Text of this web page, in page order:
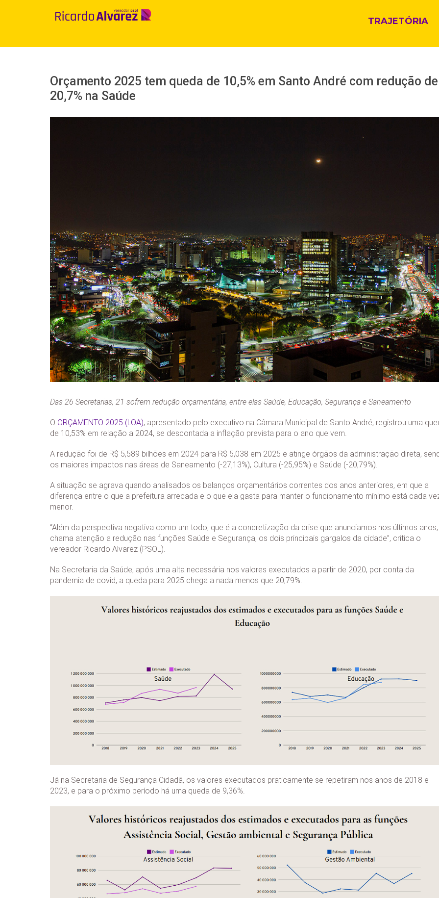
TRAJETÓRIA
Orçamento 2025 tem queda de 10,5% em Santo André com redução de
20,7% na Saúde
Das 26 Secretarias, 21 sofrem redução orçamentária, entre elas Saúde, Educação, Segurança e Saneamento
O ORÇAMENTO 2025 (LOA), apresentado pelo executivo na Câmara Municipal de Santo André, registrou uma
de 10,53% em relação a 2024, se descontada a inflação prevista para o ano que vem.
A redução foi de R$ 5,589 bilhões em 2024 para R$ 5,038 em 2025 e atinge órgãos da administração direta,
os maiores impactos nas áreas de Saneamento (-27,13%), Cultura (-25,95%) e Saúde (-20,79%).
A situação se agrava quando analisados os balanços orçamentários correntes dos anos anteriores, em que a
diferença entre o que a prefeitura arrecada e o que ela gasta para manter o funcionamento mínimo está cada
menor.
“Além da perspectiva negativa como um todo, que é a concretização da crise que anunciamos nos últimos anos,
chama atenção a redução nas funções Saúde e Segurança, os dois principais gargalos da cidade”, critica o
vereador Ricardo Alvarez (PSOL).
Na Secretaria da Saúde, após uma alta necessária nos valores executados a partir de 2020, por conta da
pandemia de covid, a queda para 2025 chega a nada menos que 20,79%.
Já na Secretaria de Segurança Cidadã, os valores executados praticamente se repetiram nos anos de 2018 e
2023, e para o próximo período há uma queda de 9,36%.